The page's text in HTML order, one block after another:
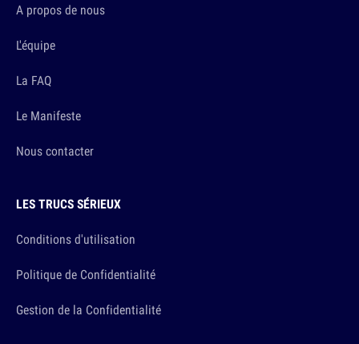
A propos de nous
L'équipe
La FAQ
Le Manifeste
Nous contacter
LES TRUCS SÉRIEUX
Conditions d'utilisation
Politique de Confidentialité
Gestion de la Confidentialité